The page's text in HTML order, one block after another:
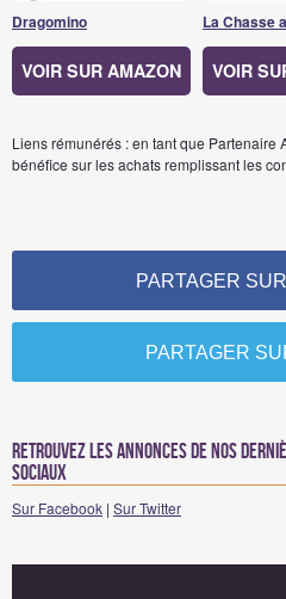
Dragomino
VOIR SUR AMAZON
La Chasse
VOIR
Liens rémunérés : en tant que Partenaire
bénéfice sur les achats remplissant les
PARTAGER
PARTAGER
Retrouvez les annonces de nos
sociaux
Sur Facebook | Sur Twitter